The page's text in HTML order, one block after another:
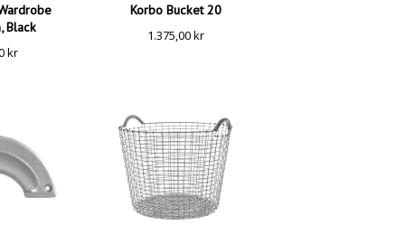
Black
kr
Korbo Bucket 20
1.375,00kr